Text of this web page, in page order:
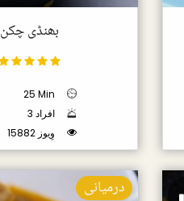
بھنڈی چکن
25 Min
3 افراد
15882 وِیوز
درمیانی